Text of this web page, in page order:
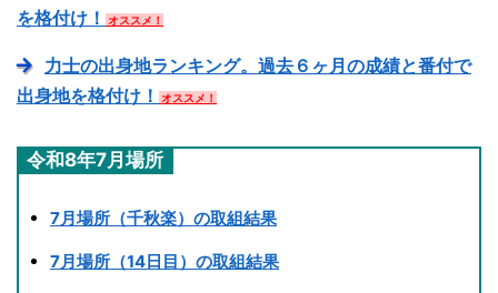
を格付け！
オススメ！
力士の出身地ランキング。過去６ヶ月の成績と番付で
出身地を格付け！
オススメ！
令和8年7月場所
7月場所（千秋楽）の取組結果
7月場所（14日目）の取組結果